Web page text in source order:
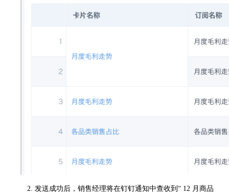
发送成功后，销售经理将在钉钉通知中查收到“ 12 月商品